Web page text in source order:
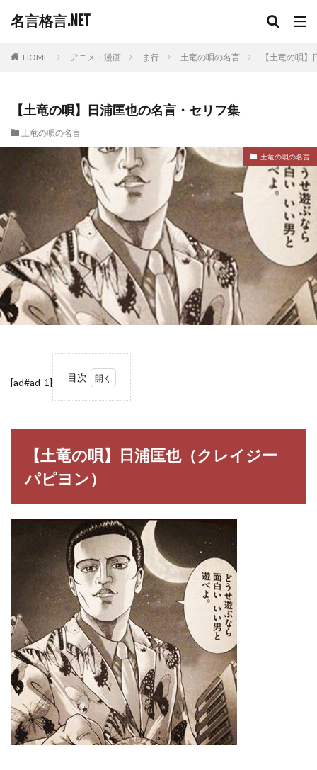
名言格言.NET
HOME アニメ・漫画 ま行 土竜の唄の名言 【土竜の唄
【土竜の唄】日浦匡也の名言・セリフ集
土竜の唄の名言
土竜の唄の名言
[ad#ad-1] 目次
日浦
匡也
（ク
レイ
ヨ
ン）
1.1
日浦
匡也
（ひ
うら
まさ
や）
2
【土
竜の
唄】
日浦
匡也
の名
【土竜の唄】日浦匡也（クレイジー
パピヨン）